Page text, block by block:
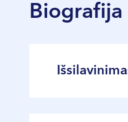
Biografija